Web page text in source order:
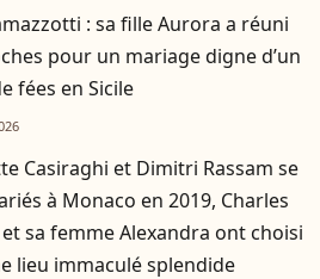
: sa fille Aurora a réuni
pour un mariage digne d’un
fées en Sicile
Casiraghi et Dimitri Rassam se
à Monaco en 2019, Charles
sa femme Alexandra ont choisi
lieu immaculé splendide